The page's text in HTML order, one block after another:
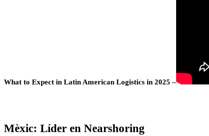
What to Expect in Latin American Logistics in 2025 –
Mèxic: Líder en Nearshoring